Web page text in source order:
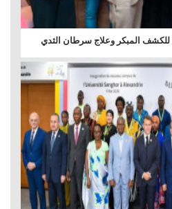
المبكر وعلاج سرطان الثدي